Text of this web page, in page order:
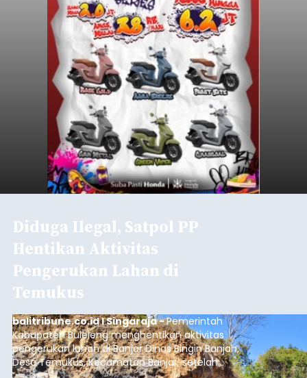
Submitted bycontributoronThu, 08/06/2026 - 20:29
Baca Selengkapnya
Belanja 2027 Tembus Rp14
Triliun, DPRD Badung Wanti-
wanti Pemerintah Kelola
Anggaran Secara Cermat
bersama Pemerintah Kabupaten Badung
menyepakati Nota Kesepakatan Kebijakan
Umum APBD (KUA) dan Prioritas Plafon Anggaran
Sementara (PPAS) Tahun Anggaran 2027 dalam
rapat paripurna yang digelar di Gedung DPRD
Badung, Kamis (6/8/2026).
Badung
Submitted bycontributoronThu, 08/06/2026 - 20:27
Baca Selengkapnya